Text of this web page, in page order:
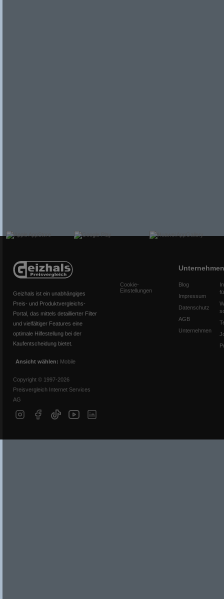
Geizhals ist ein unabhängiges
Preis- und Produktvergleichs-
Portal, das mittels detaillierter Filter
und vielfältiger Features eine
optimale Hilfestellung bei der
Kaufentscheidung bietet.
Ansicht wählen: Mobile
Copyright © 1997-2026
Preisvergleich Internet Services
AG
Cookie-
Einstellungen
Unternehmen
Blog
Impressum
Datenschutz
AGB
Unternehmen